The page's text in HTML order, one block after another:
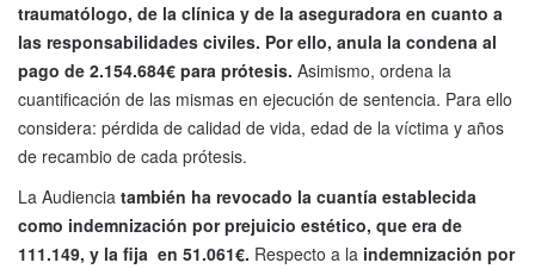
traumatólogo, de la clínica y de la aseguradora en cuanto a
las responsabilidades civiles. Por ello, anula la condena al
pago de 2.154.684€ para prótesis. Asimismo, ordena la
cuantificación de las mismas en ejecución de sentencia. Para ello
considera: pérdida de calidad de vida, edad de la víctima y años
de recambio de cada prótesis.
La Audiencia también ha revocado la cuantía establecida
como indemnización por prejuicio estético, que era de
111.149, y la fija en 51.061€. Respecto a la indemnización por